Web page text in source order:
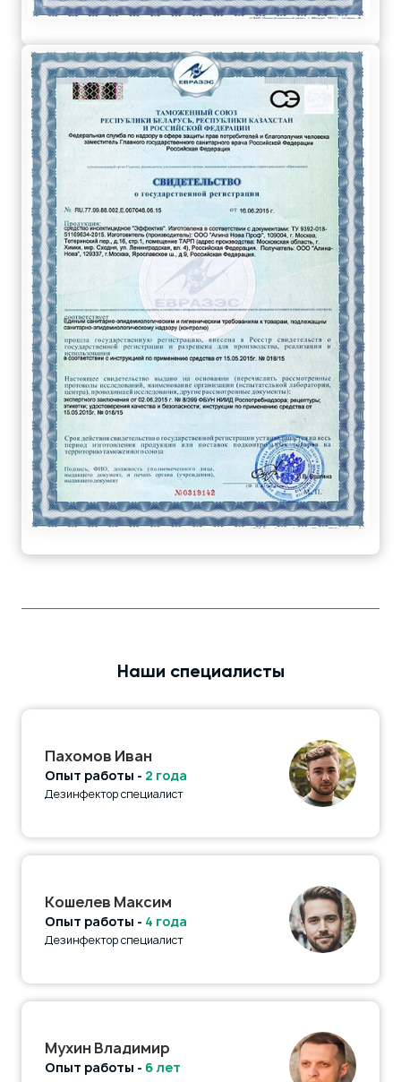
Наши специалисты
Пахомов Иван
Опыт работы - 2 года
Дезинфектор специалист
Кошелев Максим
Опыт работы - 4 года
Дезинфектор специалист
Мухин Владимир
Опыт работы - 6 лет